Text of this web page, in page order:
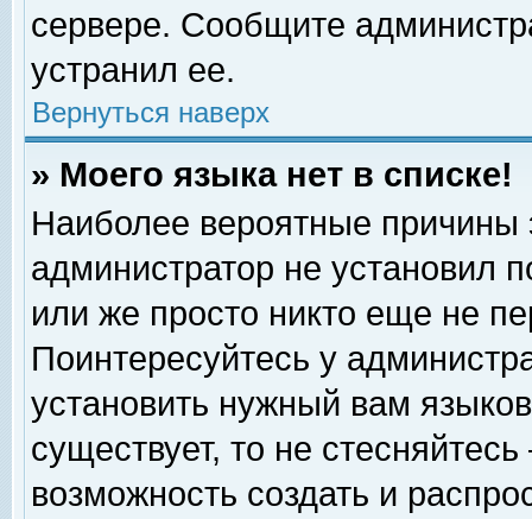
сервере. Сообщите
устранил ее.
Вернуться наверх
» Моего языка нет в списке!
Наиболее вероятные причины
администратор не установил
или же просто никто еще не
Поинтересуйтесь у
установить нужный вам
существует, то не
возможность создать и